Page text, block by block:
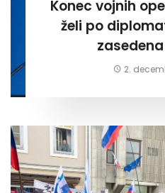
Konec vojnih
želi po
2.